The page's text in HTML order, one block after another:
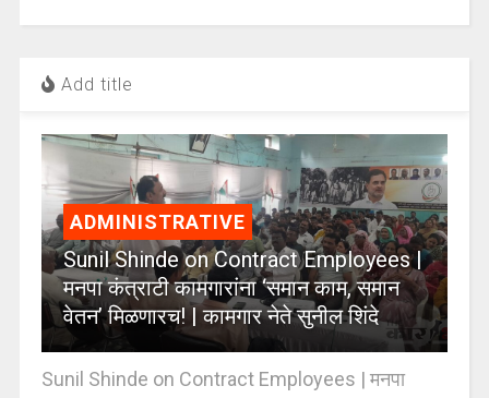
Add title
ADMINISTRATIVE
Sunil Shinde on Contract Employees |
मनपा कंत्राटी कामगारांना ‘समान काम, समान
वेतन’ मिळणारच! | कामगार नेते सुनील शिंदे
Sunil Shinde on Contract Employees | मनपा